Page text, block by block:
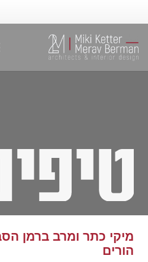
מיקי כתר ומרב ברמן
הורים